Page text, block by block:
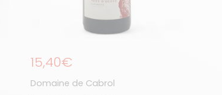
Prix régulier
15,40€
Domaine de Cabrol